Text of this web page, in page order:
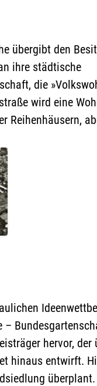
übergibt den
ihre städtische
die
wird eine
Reihenhäusern,
–
hervor, der
hinaus entwirft.